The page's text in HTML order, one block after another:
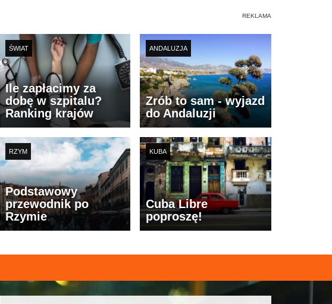
ŚWIAT
Ile zapłacimy za
dobę w szpitalu?
Ranking krajów
ANDALUZJA
Zrób to sam - wyjazd
do Andaluzji
RZYM
Podstawowy
przewodnik po
Rzymie
KUBA
Cuba Libre
poproszę!